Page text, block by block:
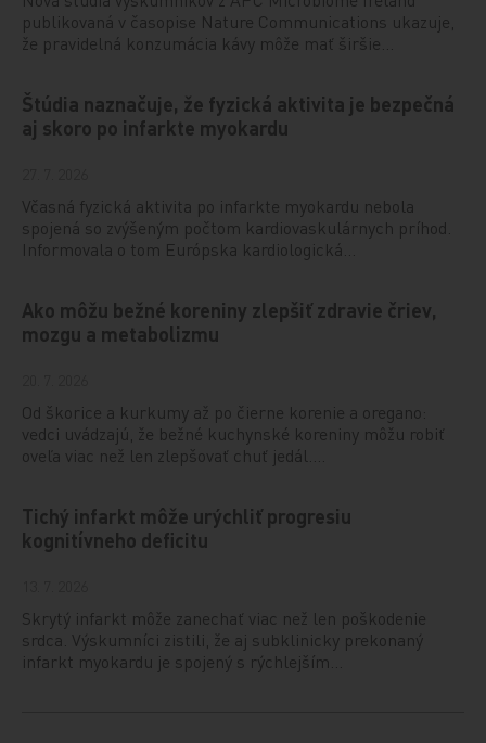
publikovaná v časopise Nature Communications ukazuje,
že pravidelná konzumácia kávy môže mať širšie…
Štúdia naznačuje, že fyzická aktivita je bezpečná
aj skoro po infarkte myokardu
Včasná fyzická aktivita po infarkte myokardu nebola
spojená so zvýšeným počtom kardiovaskulárnych príhod.
Informovala o tom Európska kardiologická…
Ako môžu bežné koreniny zlepšiť zdravie čriev,
mozgu a metabolizmu
Od škorice a kurkumy až po čierne korenie a oregano:
vedci uvádzajú, že bežné kuchynské koreniny môžu robiť
oveľa viac než len zlepšovať chuť jedál.…
Tichý infarkt môže urýchliť progresiu
kognitívneho deficitu
Skrytý infarkt môže zanechať viac než len poškodenie
srdca. Výskumníci zistili, že aj subklinicky prekonaný
infarkt myokardu je spojený s rýchlejším…